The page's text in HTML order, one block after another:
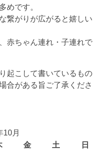
めです。
繋がりが広がると嬉しい
赤ちゃん連れ・子連れで
起こして書いているもの
合がある旨ご了承くださ
10月
金 土
日